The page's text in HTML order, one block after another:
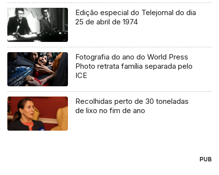
Edição especial do Telejornal do dia
25 de abril de 1974
Fotografia do ano do World Press
Photo retrata família separada pelo
ICE
Recolhidas perto de 30 toneladas
de lixo no fim de ano
PUB